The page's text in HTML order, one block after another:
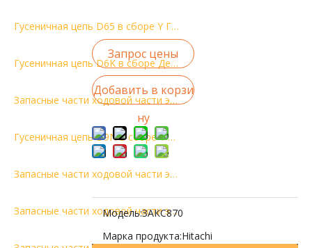
Гусеничная цепь D65 в сборе Y Гусеничная цепь Детали ходовой части бульдозера
Гусеничная цепь D6K в сборе Детали гусеничной цепи DT в сборе Детали ходовой части бульдозера
Запасные части ходовой части экскаватора ZX330 в сборе гусеничного звена гусеничной цепи
Гусеничная цепь D9N в сборе Y Детали гусеничной цепи DT Детали ходовой части бульдозера в сборе гусеничного звена
Запасные части ходовой части экскаватора ZX870 в сборе гусеничного звена гусеничной цепи
Запасные части ходовой части экскаватора EX120 гусеничная цепь в сборе
Запрос цены
Добавить в корзи
ну
Модель:ЗАКС870
Марка продукта:Hitachi